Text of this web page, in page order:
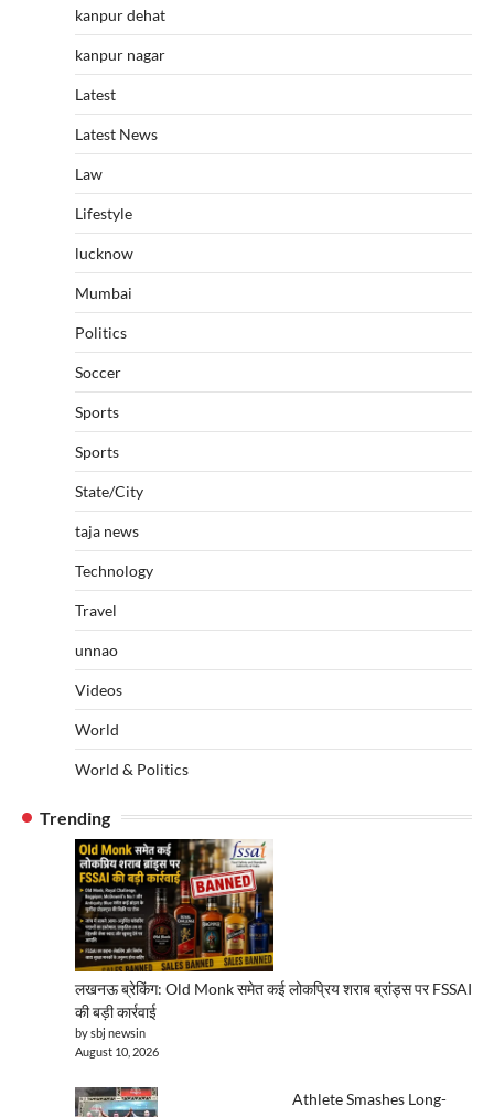
kanpur dehat
kanpur nagar
Latest
Latest News
Law
Lifestyle
lucknow
Mumbai
Politics
Soccer
Sports
Sports
State/City
taja news
Technology
Travel
unnao
Videos
World
World & Politics
Trending
लखनऊ ब्रेकिंग: Old Monk समेत कई लोकप्रिय शराब ब्रांड्स पर FSSAI
की बड़ी कार्रवाई
by sbj newsin
August 10, 2026
Athlete Smashes Long-